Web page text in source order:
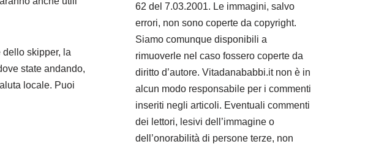
skipper, la
state andando,
locale. Puoi
62 del 7.03.2001. Le immagini, salvo
errori, non sono coperte da copyright.
Siamo comunque disponibili a
rimuoverle nel caso fossero coperte da
diritto d’autore. Vitadanababbi.it non è in
alcun modo responsabile per i commenti
inseriti negli articoli. Eventuali commenti
dei lettori, lesivi dell’immagine o
dell’onorabilità di persone terze, non